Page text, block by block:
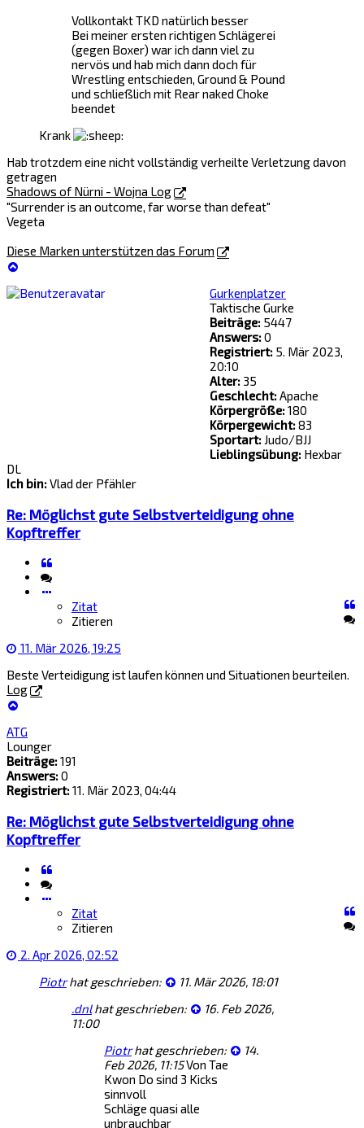
Vollkontakt TKD natürlich besser
Bei meiner ersten richtigen Schlägerei
(gegen Boxer) war ich dann viel zu
nervös und hab mich dann doch für
Wrestling entschieden, Ground & Pound
und schließlich mit Rear naked Choke
beendet
Krank
Hab trotzdem eine nicht vollständig verheilte Verletzung davon
getragen
Shadows of Nürni - Wojna Log
"Surrender is an outcome, far worse than defeat"
Vegeta
Diese Marken unterstützen das Forum
Gurkenplatzer
Taktische Gurke
Beiträge: 5447
Answers:0
Registriert: 5. Mär 2023,
20:10
Alter: 35
Geschlecht:Apache
Körpergröße:180
Körpergewicht:83
Sportart: Judo/BJJ
Lieblingsübung: Hexbar
DL
Ich bin:Vlad der Pfähler
Re: Möglichst gute Selbstverteidigung ohne
Kopftreffer
Zitat
Zitieren
11. Mär 2026, 19:25
Beste Verteidigung ist laufen können und Situationen beurteilen.
Log
ATG
Lounger
Beiträge:191
Answers:0
Registriert:11. Mär 2023, 04:44
Re: Möglichst gute Selbstverteidigung ohne
Kopftreffer
Zitat
Zitieren
2. Apr 2026, 02:52
Piotrhat geschrieben:
11. Mär 2026, 18:01
.dnlhat geschrieben:
16. Feb 2026,
11:00
Piotrhat geschrieben:
14.
Feb 2026, 11:15Von Tae
Kwon Do sind 3 Kicks
sinnvoll
Schläge quasi alle
unbrauchbar